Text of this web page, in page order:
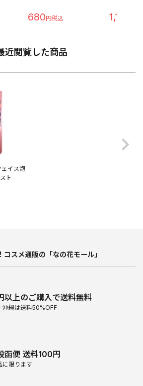
680 1,144
近閲覧した商品
イス泡
ト
コスメ通販の「なの花モール」
上のご購入で送料無料
縄は送料50%OFF
函便 送料100円
限ります